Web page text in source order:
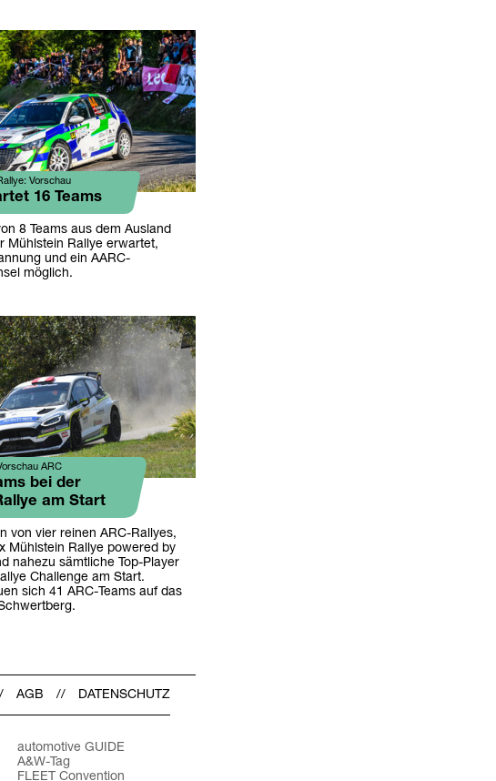
Vorschau
16 Teams
8 Teams aus dem Ausland
Mühlstein Rallye erwartet,
und ein AARC-
möglich.
ARC
bei der
am Start
von vier reinen ARC-Rallyes,
Mühlstein Rallye powered by
nahezu sämtliche Top-Player
Challenge am Start.
sich 41 ARC-Teams auf das
AGB DATENSCHUTZ
automotive GUIDE
A&W-Tag
FLEET Convention